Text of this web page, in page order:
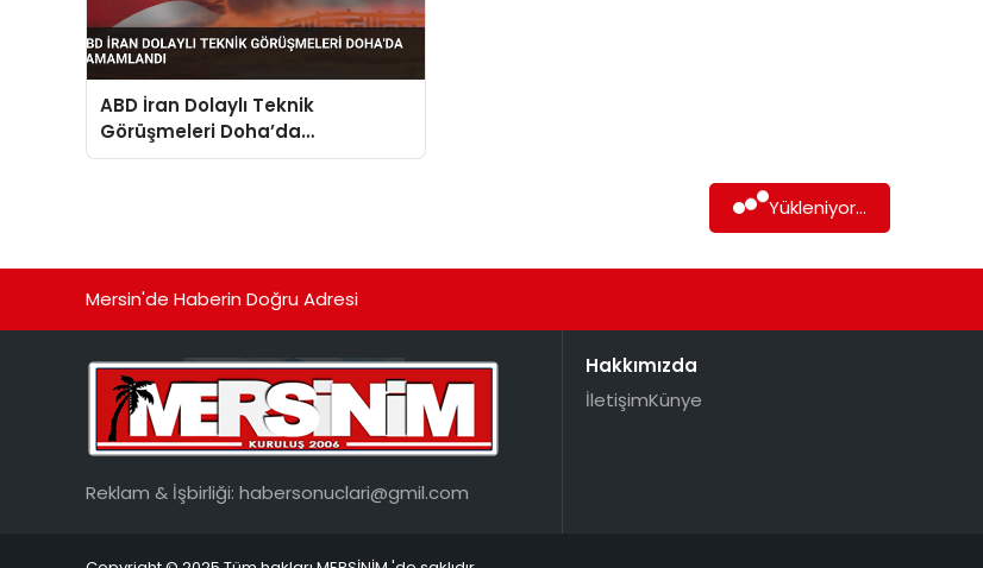
ABD İran Dolaylı Teknik
Görüşmeleri Doha’da
Tamamlandı
Yükleniyor...
Mersin'de Haberin Doğru Adresi
Reklam & İşbirliği: habersonuclari@gmil.com
Hakkımızda
İletişimKünye